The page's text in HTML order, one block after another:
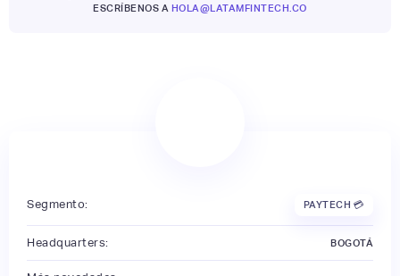
ESCRÍBENOS A HOLA@LATAMFINTECH.CO
Segmento: PAYTECH 💳
Headquarters: BOGOTÁ